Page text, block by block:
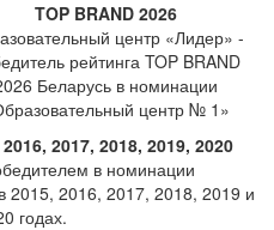
TOP BRAND 2026
центр «Лидер» -
рейтинга TOP BRAND
Беларусь в номинации
центр № 1»
2017, 2018, 2019, 2020
в номинации
2015, 2016, 2017, 2018, 2019 и
годах.